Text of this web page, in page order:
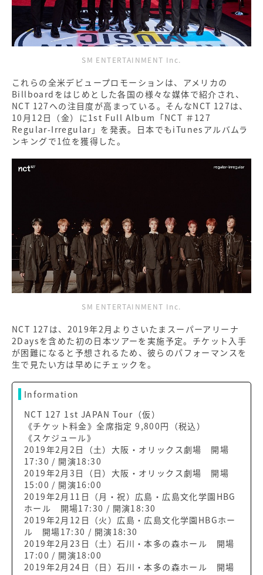
SM ENTERTAINMENT Inc.
これらの全米デビュープロモーションは、アメリカの
Billboardをはじめとした各国の様々な媒体で紹介され、
NCT 127への注目度が高まっている。そんなNCT 127は、
10月12日（金）に1st Full Album「NCT ＃127
Regular-Irregular」を発表。日本でもiTunesアルバムラ
ンキングで1位を獲得した。
SM ENTERTAINMENT Inc.
NCT 127は、2019年2月よりさいたまスーパーアリーナ
2Daysを含めた初の日本ツアーを実施予定。チケット入手
が困難になると予想されるため、彼らのパフォーマンスを
生で見たい方は早めにチェックを。
Information
NCT 127 1st JAPAN Tour（仮）
《チケット料金》全席指定 9,800円（税込）
《スケジュール》
2019年2月2日（土）大阪・オリックス劇場 開場
17:30 / 開演18:30
2019年2月3日（日）大阪・オリックス劇場 開場
15:00 / 開演16:00
2019年2月11日（月・祝）広島・広島文化学園HBG
ホール 開場17:30 / 開演18:30
2019年2月12日（火）広島・広島文化学園HBGホー
ル 開場17:30 / 開演18:30
2019年2月23日（土）石川・本多の森ホール 開場
17:00 / 開演18:00
2019年2月24日（日）石川・本多の森ホール 開場